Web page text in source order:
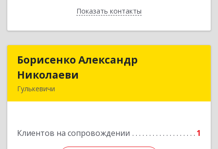
Показать контакты
Назад
Борисенко Александр
Николаеви
Гулькевичи
Клиентов на сопровождении 1
Борисенко Александр